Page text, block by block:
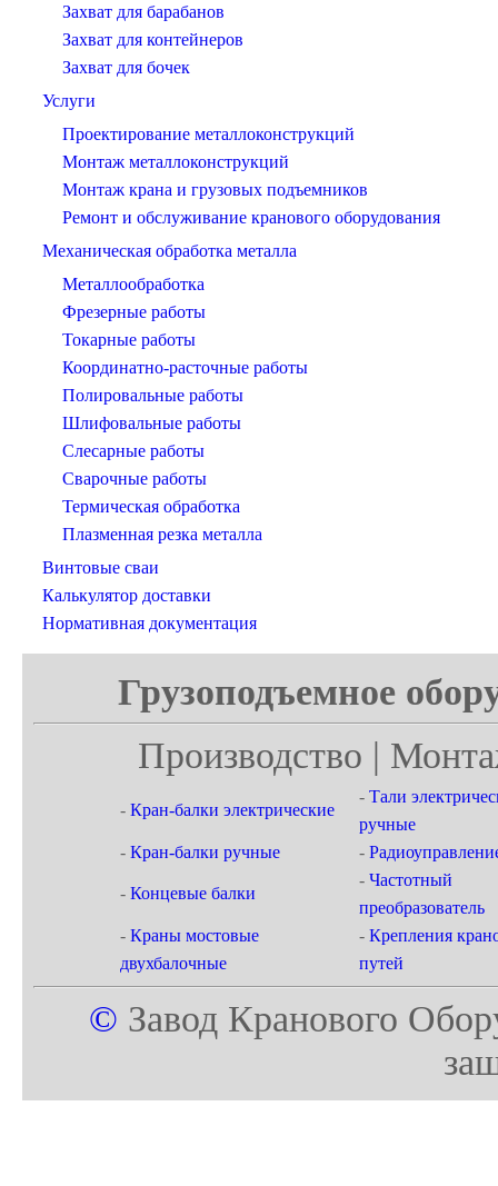
Захват для барабанов
Захват для контейнеров
Захват для бочек
Услуги
Проектирование металлоконструкций
Монтаж металлоконструкций
Монтаж крана и грузовых подъемников
Ремонт и обслуживание кранового оборудования
Механическая обработка металла
Металлообработка
Фрезерные работы
Токарные работы
Координатно-расточные работы
Полировальные работы
Шлифовальные работы
Слесарные работы
Сварочные работы
Термическая обработка
Плазменная резка металла
Винтовые сваи
Калькулятор доставки
Нормативная документация
Грузоподъемное
Производство |
- Кран-балки электрические
- Тали
ручные
- Кран-балки ручные -
- Концевые балки
- Частотный
преобразователь
- Краны мостовые
двухбалочные
- Крепления
путей
© Завод Кранового